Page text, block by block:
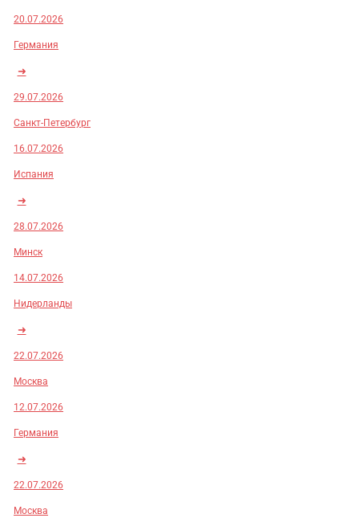
20.07.2026
Германия
➜
29.07.2026
Санкт-Петербург
16.07.2026
Испания
➜
28.07.2026
Минск
14.07.2026
Нидерланды
➜
22.07.2026
Москва
12.07.2026
Германия
➜
22.07.2026
Москва